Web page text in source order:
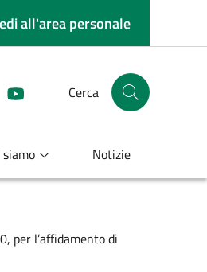
all'area personale
su instagram
youtubeCerca Cerca nel sito
siamo Notizie
per l’affidamento di